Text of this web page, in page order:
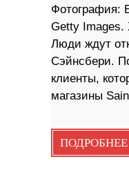
Фотография:
Getty Images.
Люди ждут
Сэйнсбери.
клиенты,
магазины
ПОДРОБНЕЕ